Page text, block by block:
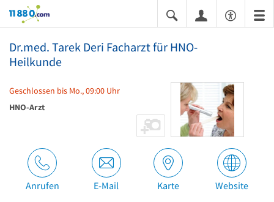
11880.com
Dr.med. Tarek Deri Facharzt für HNO-
Heilkunde
Geschlossen bis Mo., 09:00 Uhr
HNO-Arzt
Anrufen E-Mail Karte Website